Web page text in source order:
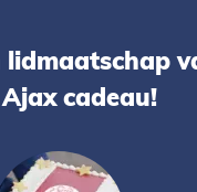
lidmaatschap
cadeau!